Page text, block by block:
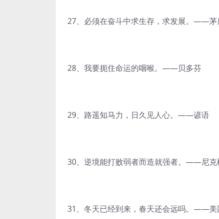
27、必须在奋斗中求生存，求发展。——茅
28、我要扼住命运的咽喉。——贝多芬
29、路遥知马力，日久见人心。——谚语
30、逆境能打败弱者而造就强者。——尼克
31、冬天已经到来，春天还会远吗。——美